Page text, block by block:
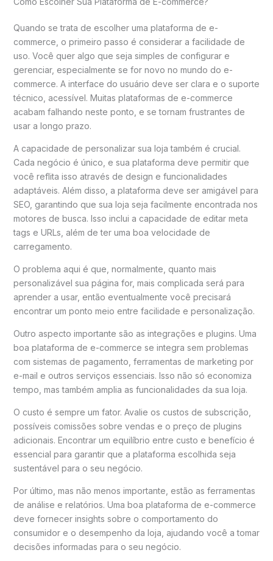
Quando se trata de escolher uma plataforma de e-
commerce, o primeiro passo é considerar a facilidade de
uso. Você quer algo que seja simples de configurar e
gerenciar, especialmente se for novo no mundo do e-
commerce. A interface do usuário deve ser clara e o suporte
técnico, acessível. Muitas plataformas de e-commerce
acabam falhando neste ponto, e se tornam frustrantes de
usar a longo prazo.
A capacidade de personalizar sua loja também é crucial.
Cada negócio é único, e sua plataforma deve permitir que
você reflita isso através de design e funcionalidades
adaptáveis. Além disso, a plataforma deve ser amigável para
SEO, garantindo que sua loja seja facilmente encontrada nos
motores de busca. Isso inclui a capacidade de editar meta
tags e URLs, além de ter uma boa velocidade de
carregamento.
O problema aqui é que, normalmente, quanto mais
personalizável sua página for, mais complicada será para
aprender a usar, então eventualmente você precisará
encontrar um ponto meio entre facilidade e personalização.
Outro aspecto importante são as integrações e plugins. Uma
boa plataforma de e-commerce se integra sem problemas
com sistemas de pagamento, ferramentas de marketing por
e-mail e outros serviços essenciais. Isso não só economiza
tempo, mas também amplia as funcionalidades da sua loja.
O custo é sempre um fator. Avalie os custos de subscrição,
possíveis comissões sobre vendas e o preço de plugins
adicionais. Encontrar um equilíbrio entre custo e benefício é
essencial para garantir que a plataforma escolhida seja
sustentável para o seu negócio.
Por último, mas não menos importante, estão as ferramentas
de análise e relatórios. Uma boa plataforma de e-commerce
deve fornecer insights sobre o comportamento do
consumidor e o desempenho da loja, ajudando você a tomar
decisões informadas para o seu negócio.